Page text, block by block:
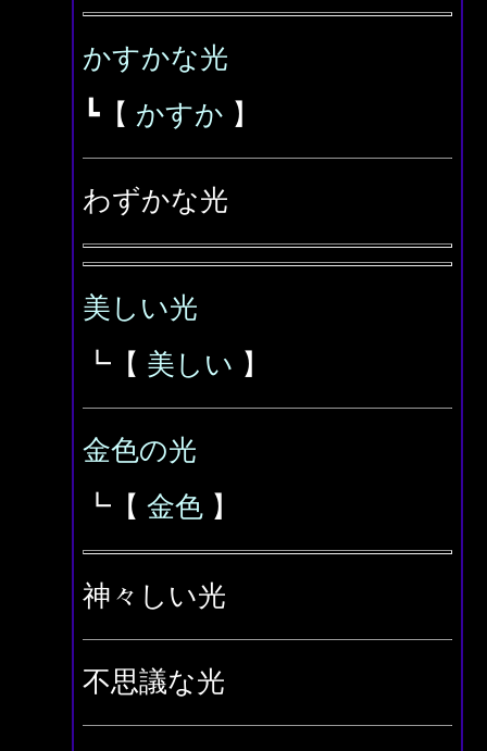
かすかな光
┗【 かすか 】
わずかな光
美しい光
┗【 美しい 】
金色の光
┗【 金色 】
神々しい光
不思議な光